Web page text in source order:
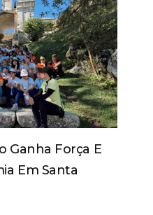
Ganha Força E
Em Santa